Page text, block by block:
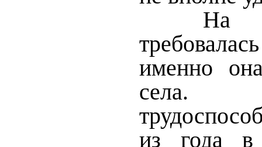
На
именно
села.
из года в